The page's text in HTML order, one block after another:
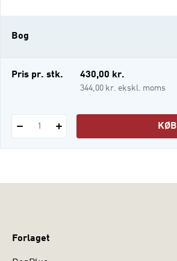
Bog
i-bog
Pris pr. stk. 430,00 kr.
344,00 kr. ekskl. moms
1 KØB
Forlaget